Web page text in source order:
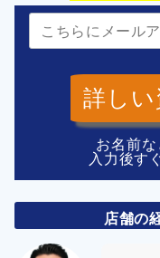
詳しい
お名前
入力後す
店舗の